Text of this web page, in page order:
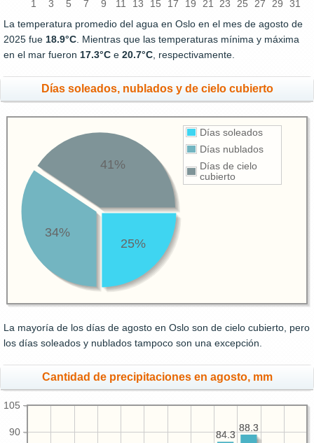
1 3 5 7 9 11 13 15 17 19 21 23 25 27 29 31
La temperatura promedio del agua en Oslo en el mes de agosto de
2025 fue 18.9°C. Mientras que las temperaturas mínima y máxima
en el mar fueron 17.3°C e 20.7°C, respectivamente.
Días soleados, nublados y de cielo cubierto
Días soleados
Días nublados
Días de cielo
cubierto
25%
34%
41%
La mayoría de los días de agosto en Oslo son de cielo cubierto, pero
los días soleados y nublados tampoco son una excepción.
Cantidad de precipitaciones en agosto, mm
90
105
88.3
84.3
88.3
84.3